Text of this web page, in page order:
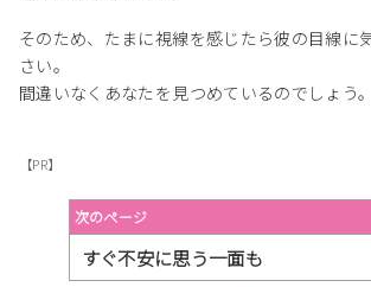
そのため、たまに視線を感じたら彼の目線に
さい。
間違いなくあなたを見つめているのでしょう。
【PR】
次のページ
すぐ不安に思う一面も